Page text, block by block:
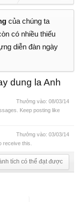
của chúng ta
có nhiều thiếu
diễn đàn ngày
dung la Anh
Thưởng vào: 08/03/14
Keep posting like
Thưởng vào: 03/03/14
receive this.
tích có thể đạt được